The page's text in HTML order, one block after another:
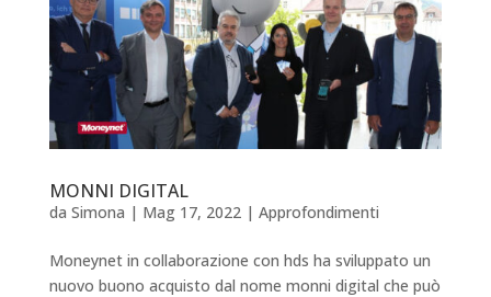
MONNI DIGITAL
da Simona | Mag 17, 2022| Approfondimenti
Moneynet in collaborazione con hds ha sviluppato un
nuovo buono acquisto dal nome monni digital che può